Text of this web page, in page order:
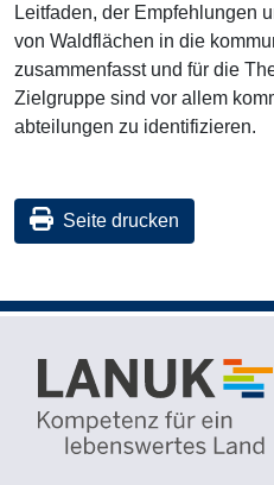
Leitfaden, der Empfehlungen
von Waldflächen in die
zusammenfasst und für die
Zielgruppe sind vor allem
abteilungen zu identifizieren.
Seite drucken